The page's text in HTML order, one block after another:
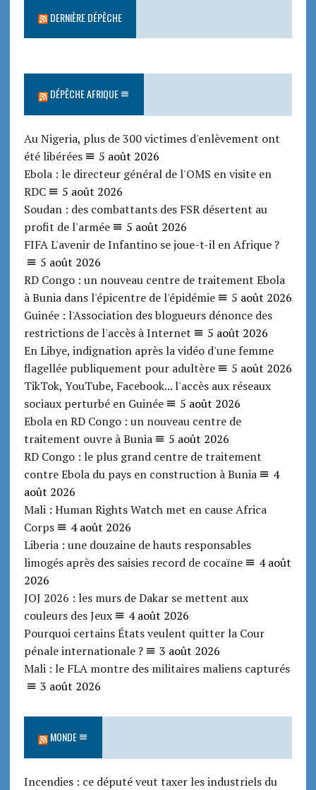
DERNIÈRE DÉPÊCHE
DÉPÊCHE AFRIQUE
Au Nigeria, plus de 300 victimes d'enlèvement ont
été libérées
5 août 2026
Ebola : le directeur général de l'OMS en visite en
RDC
5 août 2026
Soudan : des combattants des FSR désertent au
profit de l'armée
5 août 2026
FIFA L'avenir de Infantino se joue-t-il en Afrique ?
5 août 2026
RD Congo : un nouveau centre de traitement Ebola
à Bunia dans l'épicentre de l'épidémie
5 août 2026
Guinée : l'Association des blogueurs dénonce des
restrictions de l'accès à Internet
5 août 2026
En Libye, indignation après la vidéo d'une femme
flagellée publiquement pour adultère
5 août 2026
TikTok, YouTube, Facebook... l'accès aux réseaux
sociaux perturbé en Guinée
5 août 2026
Ebola en RD Congo : un nouveau centre de
traitement ouvre à Bunia
5 août 2026
RD Congo : le plus grand centre de traitement
contre Ebola du pays en construction à Bunia
4
août 2026
Mali : Human Rights Watch met en cause Africa
Corps
4 août 2026
Liberia : une douzaine de hauts responsables
limogés après des saisies record de cocaïne
4 août
2026
JOJ 2026 : les murs de Dakar se mettent aux
couleurs des Jeux
4 août 2026
Pourquoi certains États veulent quitter la Cour
pénale internationale ?
3 août 2026
Mali : le FLA montre des militaires maliens capturés
3 août 2026
MONDE
Incendies : ce député veut taxer les industriels du